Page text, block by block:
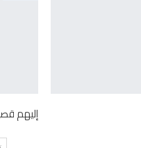
إليهم